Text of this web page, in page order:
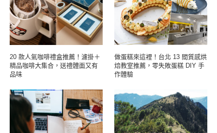
20 款人氣咖啡禮盒推薦！濾掛＋
精品咖啡大集合，送禮體面又有
品味
做蛋糕來這裡！台北 13 間質感烘
焙教室推薦，零失敗蛋糕 DIY 手
作體驗